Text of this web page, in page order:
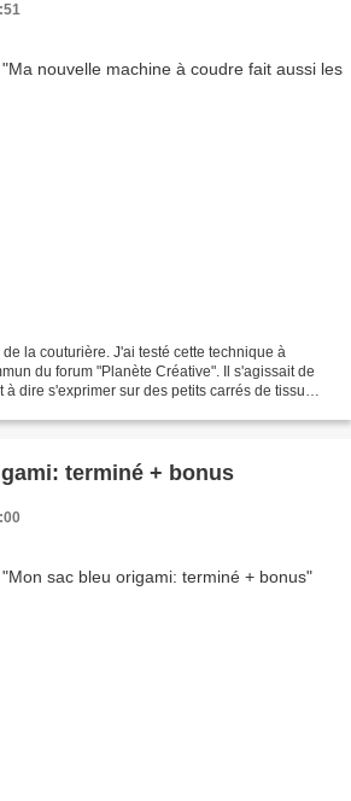
la couturière. J'ai testé cette technique à
du forum "Planète Créative". Il s'agissait de
à dire s'exprimer sur des petits carrés de tissu
terminé + bonus